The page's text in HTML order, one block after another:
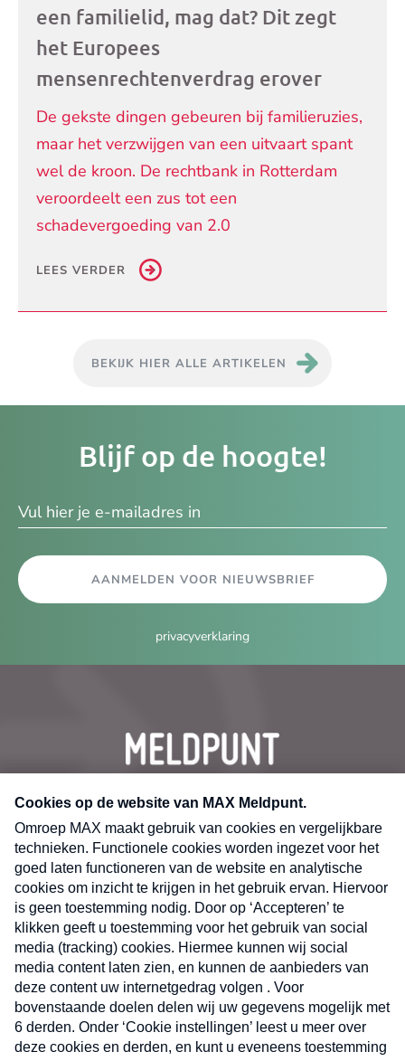
een familielid, mag dat? Dit zegt
het Europees
mensenrechtenverdrag erover
De gekste dingen gebeuren bij familieruzies,
maar het verzwijgen van een uitvaart spant
wel de kroon. De rechtbank in Rotterdam
veroordeelt een zus tot een
schadevergoeding van 2.0
LEES VERDER
BEKIJK HIER ALLE ARTIKELEN
Blijf op de hoogte!
AANMELDEN VOOR NIEUWSBRIEF
privacyverklaring
CONTACT
Volg ons op
X
Nieuwsbrief